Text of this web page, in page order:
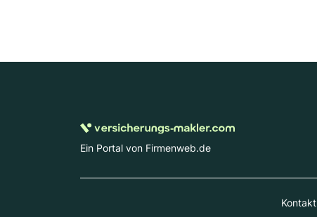
Ein Portal von Firmenweb.de
Kontakt